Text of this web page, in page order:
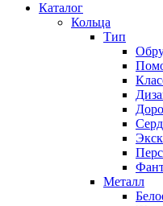
Каталог
Кольца
Тип
Металл